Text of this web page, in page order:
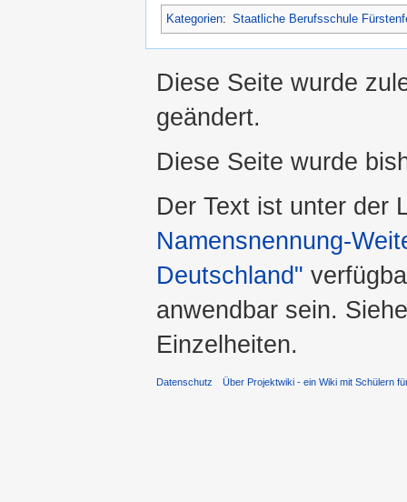
Kategorien: Staatliche Berufsschule
Diese Seite wurde
geändert.
Diese Seite wurde
Der Text ist unter der
Namensnennung-
Deutschland"
anwendbar sein.
Einzelheiten.
Datenschutz Über Projektwiki - ein Wiki mit Schülern